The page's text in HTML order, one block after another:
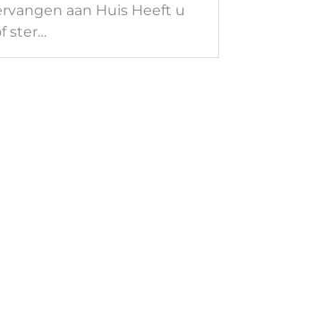
aan Huis Heeft u
ster…